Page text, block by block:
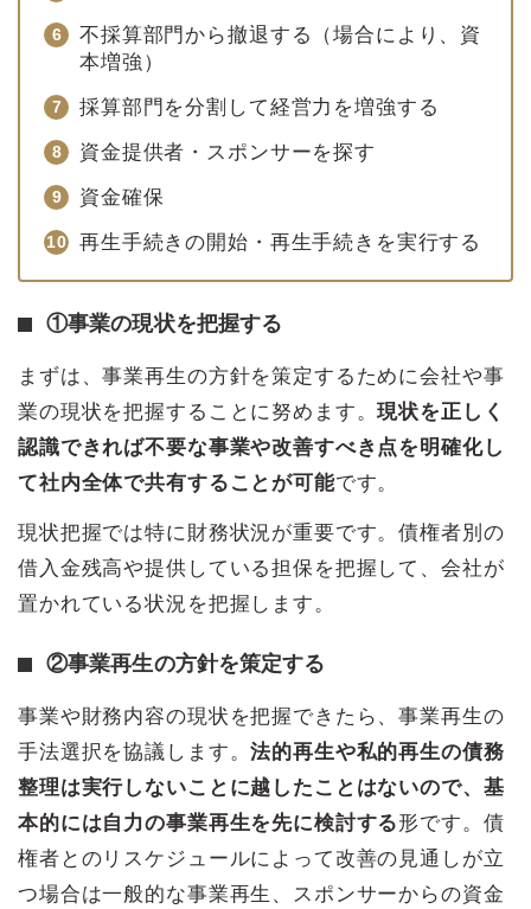
不採算部門から撤退する（場合により、資
本増強）
採算部門を分割して経営力を増強する
資金提供者・スポンサーを探す
資金確保
再生手続きの開始・再生手続きを実行する
①事業の現状を把握する
まずは、事業再生の方針を策定するために会社や事
業の現状を把握することに努めます。現状を正しく
認識できれば不要な事業や改善すべき点を明確化し
て社内全体で共有することが可能です。
現状把握では特に財務状況が重要です。債権者別の
借入金残高や提供している担保を把握して、会社が
置かれている状況を把握します。
②事業再生の方針を策定する
事業や財務内容の現状を把握できたら、事業再生の
手法選択を協議します。法的再生や私的再生の債務
整理は実行しないことに越したことはないので、基
本的には自力の事業再生を先に検討する形です。債
権者とのリスケジュールによって改善の見通しが立
つ場合は一般的な事業再生、スポンサーからの資金